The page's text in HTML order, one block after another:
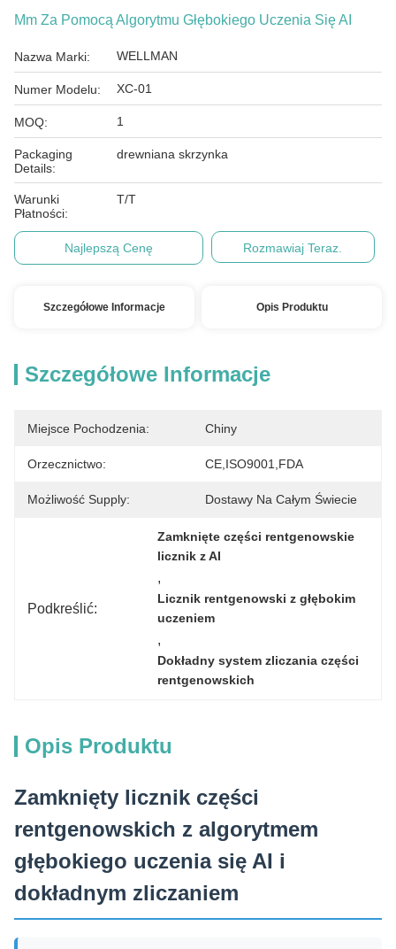
Mm Za Pomocą Algorytmu Głębokiego Uczenia Się AI
Nazwa Marki: WELLMAN
Numer Modelu: XC-01
MOQ: 1
Packaging
Details:
drewniana skrzynka
Warunki
Płatności:
T/T
Najlepszą Cenę Rozmawiaj Teraz.
Szczegółowe Informacje Opis Produktu
Szczegółowe Informacje
Miejsce Pochodzenia: Chiny
Orzecznictwo: CE,ISO9001,FDA
Możliwość Supply: Dostawy Na Całym Świecie
Podkreślić:
Zamknięte części rentgenowskie
licznik z AI
,
Licznik rentgenowski z głębokim
uczeniem
,
Dokładny system zliczania części
rentgenowskich
Opis Produktu
Zamknięty licznik części
rentgenowskich z algorytmem
głębokiego uczenia się AI i
dokładnym zliczaniem